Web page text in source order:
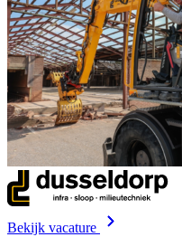
Bekijk vacature